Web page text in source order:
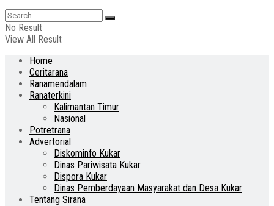
No Result
View All Result
Home
Ceritarana
Ranamendalam
Ranaterkini
Kalimantan Timur
Nasional
Potretrana
Advertorial
Diskominfo Kukar
Dinas Pariwisata Kukar
Dispora Kukar
Dinas Pemberdayaan Masyarakat dan Desa Kukar
Tentang Sirana